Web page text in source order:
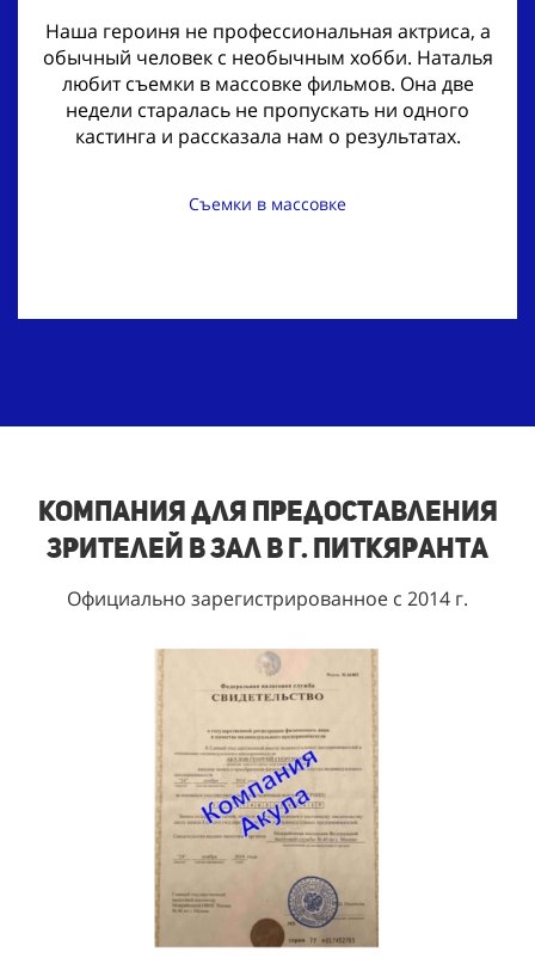
Наша героиня не профессиональная актриса, а
обычный человек с необычным хобби. Наталья
любит съемки в массовке фильмов. Она две
недели старалась не пропускать ни одного
кастинга и рассказала нам о результатах.
Съемки в массовке
Компания для предоставления
зрителей в зал в г. Питкяранта
Официально зарегистрированное с 2014 г.